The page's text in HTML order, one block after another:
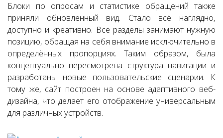
Блоки по опросам и статистике обращений также
приняли обновленный вид. Стало всё наглядно,
доступно и креативно. Все разделы занимают нужную
позицию, обращая на себя внимание исключительно в
определённых пропорциях. Таким образом, была
концептуально пересмотрена структура навигации и
разработаны новые пользовательские сценарии. К
тому же, сайт построен на основе адаптивного веб-
дизайна, что делает его отображение универсальным
для различных устройств.